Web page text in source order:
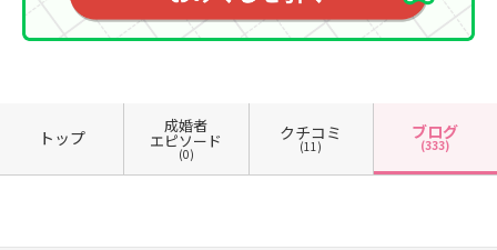
トップ
成婚者
エピソード
(0)
クチコミ
(11)
ブログ
(333)